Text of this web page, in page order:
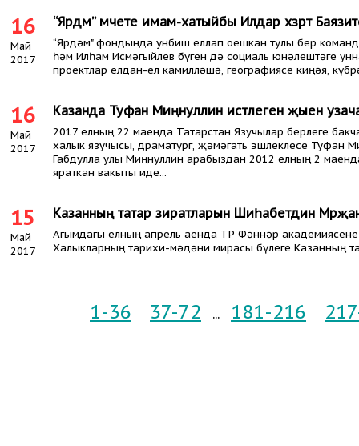
16
Май
2017
“Ярдәм” мәчете имам-хатыйбы Илдар хәзрәт
“Ярдәм" фондында унбиш еллап оешкан тулы бер
һәм Илһам Исмәгыйлев бүген дә социаль юнәлештәге
проектлар елдан-ел камилләшә, географиясе киңәя,
16
Май
2017
Казанда Туфан Миңнуллин истәлегенә җыен
2017 елның 22 маенда Татарстан Язучылар берлеге
халык язучысы, драматург, җәмәгать эшлеклесе Туфан
Габдулла улы Миңнуллин арабыздан 2012 елның 2
яраткан вакыты иде...
15
Май
2017
Казанның татар зиратларын Шиһабетдин
Агымдагы елның апрель аенда ТР Фәннәр
Халыкларның тарихи-мәдәни мирасы бүлеге Казанның
1-36 37-72 ... 181-216